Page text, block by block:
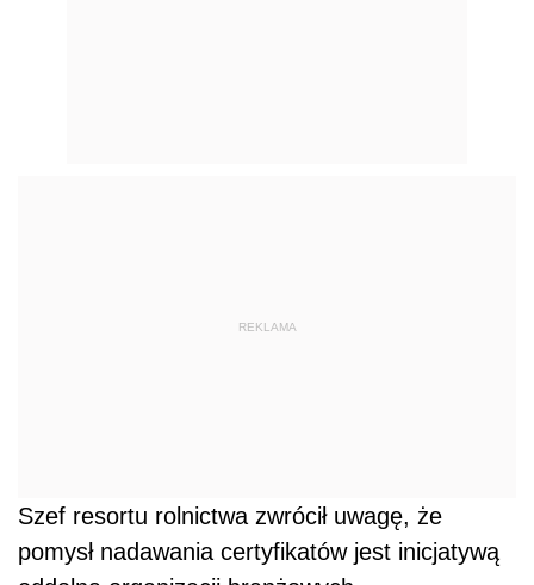
REKLAMA
Szef resortu rolnictwa zwrócił uwagę, że
pomysł nadawania certyfikatów jest inicjatywą